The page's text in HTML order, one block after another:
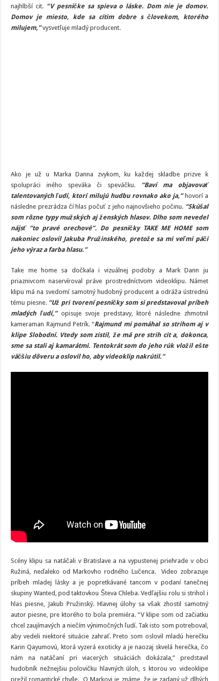
najhlbší cit. “V pesničke sa spieva o láske. Dom nie je domov.
Domov je miesto, kde sa cítim dobre s človekom, ktorého
milujem,” vysvetľuje mladý producent.
Ako je už u Marka Danna zvykom, ku každej skladbe prizve k
spolupráci iného speváka či speváčku.“Baví ma objavovať
talentovaných ľudí, ktorí milujú hudbu rovnako ako ja,”hovorí a
následne prezrádza čí hlas počuť z jeho najnovšieho počinu. “Skúšal
som rôzne typy mužských aj ženských hlasov. Dlho som nevedel
nájsť “to pravé orechové”. Do pesničky TAKE ME HOME som
nakoniec oslovil Jakuba Pružinského, pretože sa mi veľmi páči
jeho výraz a farba hlasu.”
Take me home sa dočkala i vizuálnej podoby a Mark Dann ju
priaznivcom naservíroval práve prostredníctvom videoklipu. Námet
klipu má na svedomí samotný hudobný producent a odráža ústrednú
tému piesne. “Už pri tvorení pesničky som si predstavoval príbeh
mladých ľudí,”opisuje svoje predstavy, ktoré následne zhmotnil
kameraman Rajmund Petrík. “Rajmund mi pomáhal so strihom aj v
klipe Slobodní. Vtedy som zistil, že má pre strih cit a, dokonca,
sme sa stali aj kamarátmi. Tentokrát som do jeho rúk vložil ešte
väčšiu dôveru a oslovil ho, aby videoklip nakrútil.”
Scény klipu sa natáčali v Bratislave a na vypustenej priehrade v obci
Ružiná, neďaleko od Markovho rodného Lučenca. Video zobrazuje
príbeh mladej lásky a je popretkávané tancom v podaní tanečnej
skupiny Wanted, pod taktovkou Števa Chleba. Vedľajšiu rolu si strihol i
hlas piesne, Jakub Pružinský. Hlavnej úlohy sa však zhostil samotný
autor piesne, pre ktorého to bola premiéra. “V klipe som od začiatku
chcel zaujímavých a niečím výnimočných ľudí. Tak isto som potreboval,
aby vedeli niektoré situácie zahrať. Preto som oslovil mladú herečku
Karin Qayumovú, ktorá vyzerá exoticky a je naozaj skvelá herečka, čo
nám na natáčaní pri viacerých situáciách dokázala,” predstavil
hudobník nežnejšiu polovičku hlavných úloh, s ktorou vo videoklipe
prežil romantické chvíle. O Markovi je známe, že je zadaný už dlhých